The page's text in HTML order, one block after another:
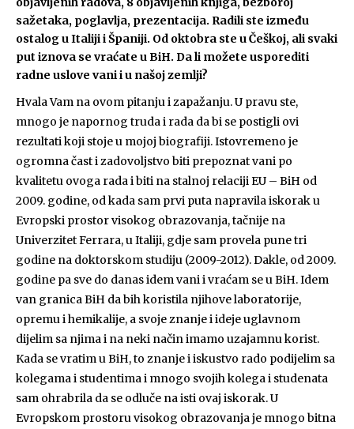
sažetaka, poglavlja, prezentacija. Radili ste između
ostalog u Italiji i Španiji. Od oktobra ste u Češkoj, ali svaki
put iznova se vraćate u BiH. Da li možete usporediti
radne uslove vani i u našoj zemlji?
Hvala Vam na ovom pitanju i zapažanju. U pravu ste,
mnogo je napornog truda i rada da bi se postigli ovi
rezultati koji stoje u mojoj biografiji. Istovremeno je
ogromna čast i zadovoljstvo biti prepoznat vani po
kvalitetu ovoga rada i biti na stalnoj relaciji EU – BiH od
2009. godine, od kada sam prvi puta napravila iskorak u
Evropski prostor visokog obrazovanja, tačnije na
Univerzitet Ferrara, u Italiji, gdje sam provela pune tri
godine na doktorskom studiju (2009-2012). Dakle, od 2009.
godine pa sve do danas idem vani i vraćam se u BiH. Idem
van granica BiH da bih koristila njihove laboratorije,
opremu i hemikalije, a svoje znanje i ideje uglavnom
dijelim sa njima i na neki način imamo uzajamnu korist.
Kada se vratim u BiH, to znanje i iskustvo rado podijelim sa
kolegama i studentima i mnogo svojih kolega i studenata
sam ohrabrila da se odluče na isti ovaj iskorak. U
Evropskom prostoru visokog obrazovanja je mnogo bitna